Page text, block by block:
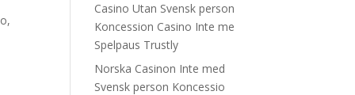
Casino Utan Svensk person
Koncession Casino Inte me
Spelpaus Trustly
Norska Casinon Inte med
Svensk person Koncessio